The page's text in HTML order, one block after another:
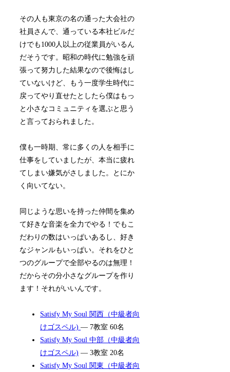
その人も東京の名の通った大会社の
社員さんで、通っている本社ビルだ
けでも1000人以上の従業員がいるん
だそうです。昭和の時代に勉強を頑
張って努力した結果なので後悔はし
ていないけど、もう一度学生時代に
戻ってやり直せたとしたら僕はもっ
と小さなコミュニティを選ぶと思う
と言っておられました。
僕も一時期、常に多くの人を相手に
仕事をしていましたが、本当に疲れ
てしまい嫌気がさしました。とにか
く向いてない。
同じような思いを持った仲間を集め
て好きな音楽を全力でやる！でもこ
だわりの数はいっぱいあるし、好き
なジャンルもいっぱい。それをひと
つのグループで全部やるのは無理！
だからその分小さなグループを作り
ます！それがいいんです。
Satisfy My Soul 関西（中級者向
けゴスペル) — 7教室 60名
Satisfy My Soul 中部（中級者向
けゴスペル) — 3教室 20名
Satisfy My Soul 関東（中級者向